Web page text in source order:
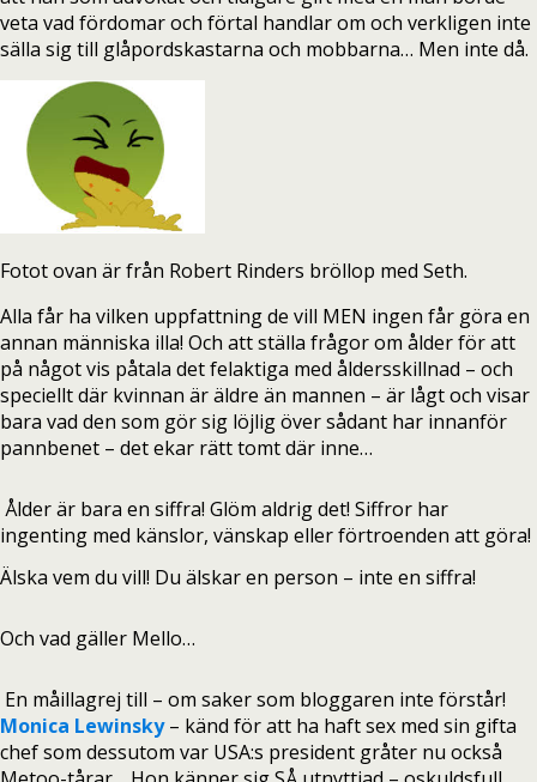
veta vad fördomar och förtal handlar om och verkligen inte
sälla sig till glåpordskastarna och mobbarna… Men inte då.
Fotot ovan är från Robert Rinders bröllop med Seth.
Alla får ha vilken uppfattning de vill MEN ingen får göra en
annan människa illa! Och att ställa frågor om ålder för att
på något vis påtala det felaktiga med åldersskillnad – och
speciellt där kvinnan är äldre än mannen – är lågt och visar
bara vad den som gör sig löjlig över sådant har innanför
pannbenet – det ekar rätt tomt där inne…
Ålder är bara en siffra! Glöm aldrig det! Siffror har
ingenting med känslor, vänskap eller förtroenden att göra!
Älska vem du vill! Du älskar en person – inte en siffra!
Och vad gäller Mello…
En måillagrej till – om saker som bloggaren inte förstår!
Monica Lewinsky– känd för att ha haft sex med sin gifta
chef som dessutom var USA:s president gråter nu också